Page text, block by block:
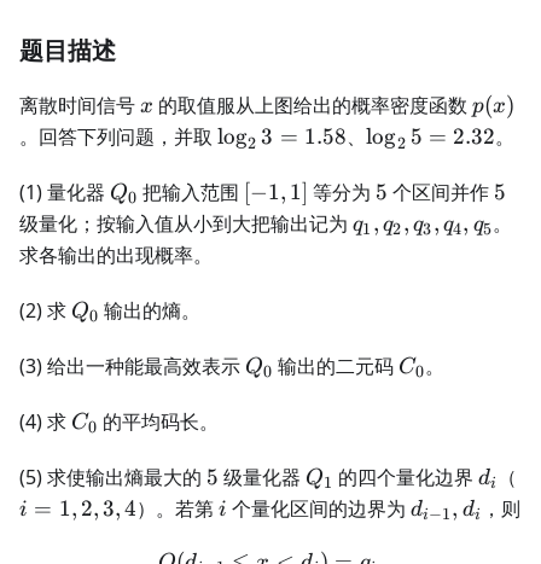
题目描述
离散时间信号 x
x 的取值服从上图给出的概率密度函数 p(x)
p(x)
。回答下列问题，并取 \log_2
log2 3 = 1.58、\log_2
log2 5 = 2.32。
(1) 量化器 Q_0
Q0 把输入范围 [-1,1]
[−1, 1] 等分为 5
5 个区间并作 5
5
级量化；按输入值从小到大把输出记为 q1 , q2, q3, q4, q5。
求各输出的出现概率。
(2) 求 Q_0
Q0 输出的熵。
(3) 给出一种能最高效表示 Q_0
Q0 输出的二元码 C_0
C0。
(4) 求 C_0
C0 的平均码长。
(5) 求使输出熵最大的 5
5 级量化器 Q_1
Q1 的四个量化边界 d_i
di （
i = 1, 2,3, 4）。若第i
i 个量化区间的边界为d_{i-
di−1, di
，则